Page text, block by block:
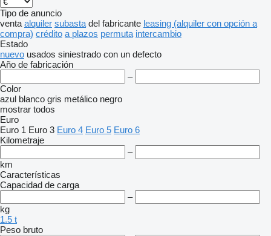
Tipo de anuncio
venta alquiler subasta del fabricante leasing (alquiler con opción a
compra) crédito a plazos permuta intercambio
Estado
nuevo usados siniestrado con un defecto
Año de fabricación
–
Color
azul blanco gris metálico negro
mostrar todos
Euro
Euro 1 Euro 3 Euro 4 Euro 5 Euro 6
Kilometraje
–
km
Características
Capacidad de carga
–
kg
1.5 t
Peso bruto